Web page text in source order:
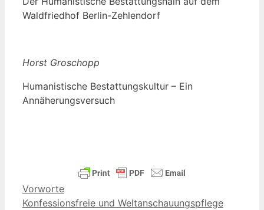
Wald­fried­hof Berlin-Zehlendorf
Horst Gro­schopp
Huma­nis­ti­sche Bestat­tungs­kul­tur – Ein
Annäherungsversuch
Kategorien
Vorworte
Konfessionsfreie und Weltanschauungspflege